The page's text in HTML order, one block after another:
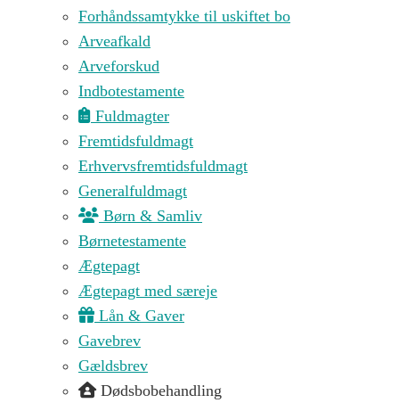
Forhåndssamtykke til uskiftet bo
Arveafkald
Arveforskud
Indbotestamente
Fuldmagter
Fremtidsfuldmagt
Erhvervsfremtidsfuldmagt
Generalfuldmagt
Børn & Samliv
Børnetestamente
Ægtepagt
Ægtepagt med særeje
Lån & Gaver
Gavebrev
Gældsbrev
Dødsbobehandling